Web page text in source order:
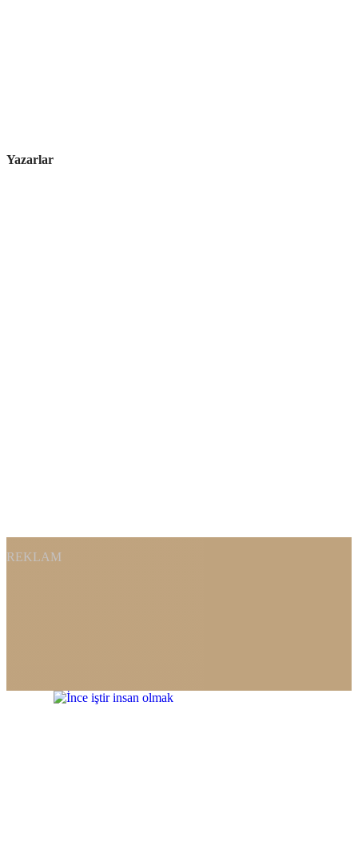
Yazarlar
REKLAM